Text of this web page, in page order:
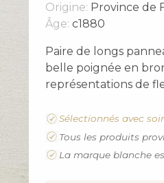
Origine: Province de
Âge: c1880
Paire de longs
belle poignée en
représentations de
Sélectionnés avec
Tous les produits
La marque blanche